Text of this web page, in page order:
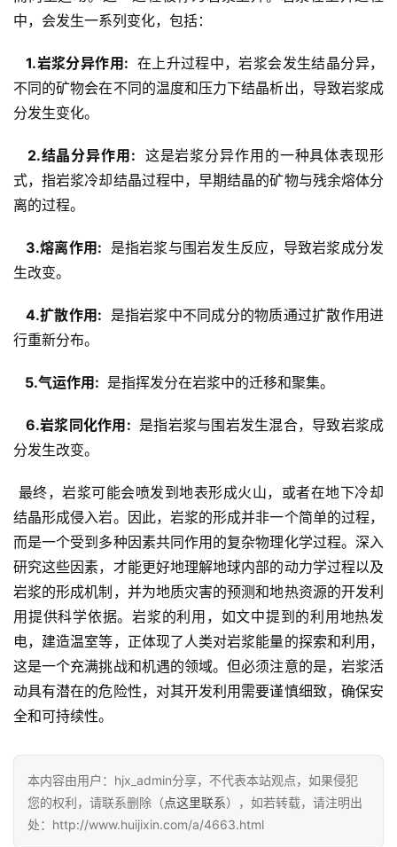
中，会发生一系列变化，包括：
  1.岩浆分异作用:
在上升过程中，岩浆会发生结晶分异，
不同的矿物会在不同的温度和压力下结晶析出，导致岩浆成
分发生变化。
  2.结晶分异作用:
这是岩浆分异作用的一种具体表现形
式，指岩浆冷却结晶过程中，早期结晶的矿物与残余熔体分
离的过程。
  3.熔离作用:
是指岩浆与围岩发生反应，导致岩浆成分发
生改变。
  4.扩散作用:
是指岩浆中不同成分的物质通过扩散作用进
行重新分布。
  5.气运作用:
是指挥发分在岩浆中的迁移和聚集。
  6.岩浆同化作用:
是指岩浆与围岩发生混合，导致岩浆成
分发生改变。
结晶形成侵入岩。因此，岩浆的形成并非一个简单的过程，
而是一个受到多种因素共同作用的复杂物理化学过程。深入
研究这些因素，才能更好地理解地球内部的动力学过程以及
岩浆的形成机制，并为地质灾害的预测和地热资源的开发利
用提供科学依据。岩浆的利用，如文中提到的利用地热发
电，建造温室等，正体现了人类对岩浆能量的探索和利用，
这是一个充满挑战和机遇的领域。但必须注意的是，岩浆活
动具有潜在的危险性，对其开发利用需要谨慎细致，确保安
全和可持续性。
本内容由用户：hjx_admin分享，不代表本站观点，如果侵犯
您的权利，请联系删除（点这里联系），如若转载，请注明出
处：http://www.huijixin.com/a/4663.html